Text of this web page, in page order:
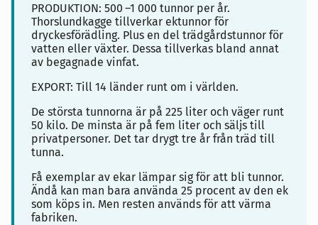
PRODUKTION: 500 –1 000 tunnor per år.
Thorslundkagge tillverkar ektunnor för
dryckesförädling. Plus en del trädgårdstunnor för
vatten eller växter. Dessa tillverkas bland annat
av begagnade vinfat.
EXPORT: Till 14 länder runt om i världen.
De största tunnorna är på 225 liter och väger runt
50 kilo. De minsta är på fem liter och säljs till
privatpersoner. Det tar drygt tre år från träd till
tunna.
Få exemplar av ekar lämpar sig för att bli tunnor.
Ändå kan man bara använda 25 procent av den ek
som köps in. Men resten används för att värma
fabriken.